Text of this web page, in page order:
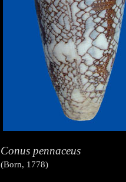
Conus pennaceus
(Born, 1778)